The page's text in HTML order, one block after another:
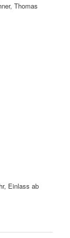
Thomas
Einlass ab